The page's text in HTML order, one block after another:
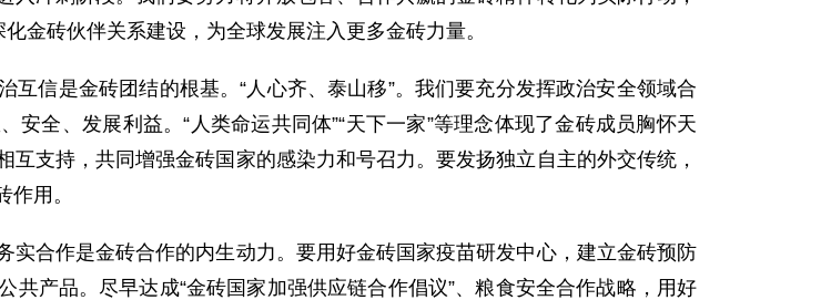
金砖伙伴关系建设，为全球发展注入更多金砖力量。
信是金砖团结的根基。“人心齐、泰山移”。我们要充分发挥政治安全领域合
全、发展利益。“人类命运共同体”“天下一家”等理念体现了金砖成员胸怀天
支持，共同增强金砖国家的感染力和号召力。要发扬独立自主的外交传统，
用。
合作是金砖合作的内生动力。要用好金砖国家疫苗研发中心，建立金砖预防
产品。尽早达成“金砖国家加强供应链合作倡议”、粮食安全合作战略，用好